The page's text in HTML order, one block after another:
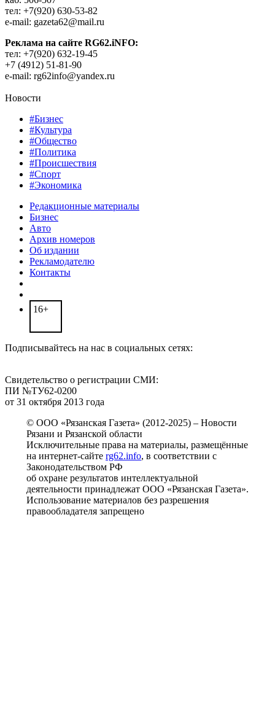
тел: +7(920) 630-53-82
e-mail: gazeta62@mail.ru
Реклама на сайте RG62.iNFO:
тел: +7(920) 632-19-45
+7 (4912) 51-81-90
e-mail: rg62info@yandex.ru
Новости
#Бизнес
#Культура
#Общество
#Политика
#Происшествия
#Спорт
#Экономика
Редакционные материалы
Бизнес
Авто
Архив номеров
Об издании
Рекламодателю
Контакты
16+
Подписывайтесь на нас в социальных сетях:
Свидетельство о регистрации СМИ:
ПИ №ТУ62-0200
от 31 октября 2013 года
© ООО «Рязанская Газета» (2012-2025) – Новости
Рязани и Рязанской области
Исключительные права на материалы, размещённые
на интернет-сайте rg62.info, в соответствии с
Законодательством РФ
об охране результатов интеллектуальной
деятельности принадлежат ООО «Рязанская Газета».
Использование материалов без разрешения
правообладателя запрещено